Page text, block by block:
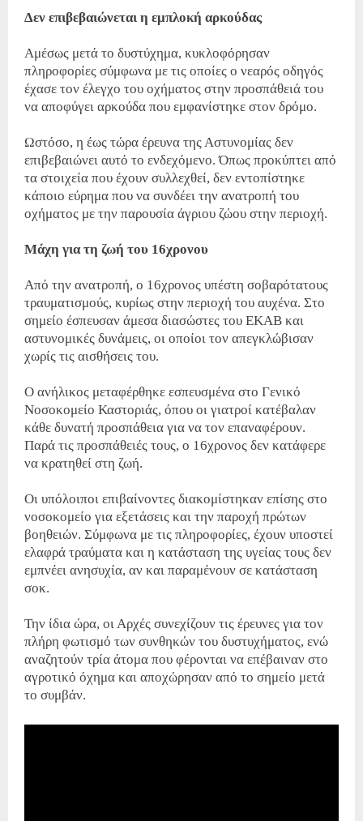
Δεν επιβεβαιώνεται η εμπλοκή αρκούδας
Αμέσως μετά το δυστύχημα, κυκλοφόρησαν
πληροφορίες σύμφωνα με τις οποίες ο νεαρός οδηγός
έχασε τον έλεγχο του οχήματος στην προσπάθειά του
να αποφύγει αρκούδα που εμφανίστηκε στον δρόμο.
Ωστόσο, η έως τώρα έρευνα της Αστυνομίας δεν
επιβεβαιώνει αυτό το ενδεχόμενο. Όπως προκύπτει από
τα στοιχεία που έχουν συλλεχθεί, δεν εντοπίστηκε
κάποιο εύρημα που να συνδέει την ανατροπή του
οχήματος με την παρουσία άγριου ζώου στην περιοχή.
Μάχη για τη ζωή του 16χρονου
Από την ανατροπή, ο 16χρονος υπέστη σοβαρότατους
τραυματισμούς, κυρίως στην περιοχή του αυχένα. Στο
σημείο έσπευσαν άμεσα διασώστες του ΕΚΑΒ και
αστυνομικές δυνάμεις, οι οποίοι τον απεγκλώβισαν
χωρίς τις αισθήσεις του.
Ο ανήλικος μεταφέρθηκε εσπευσμένα στο Γενικό
Νοσοκομείο Καστοριάς, όπου οι γιατροί κατέβαλαν
κάθε δυνατή προσπάθεια για να τον επαναφέρουν.
Παρά τις προσπάθειές τους, ο 16χρονος δεν κατάφερε
να κρατηθεί στη ζωή.
Οι υπόλοιποι επιβαίνοντες διακομίστηκαν επίσης στο
νοσοκομείο για εξετάσεις και την παροχή πρώτων
βοηθειών. Σύμφωνα με τις πληροφορίες, έχουν υποστεί
ελαφρά τραύματα και η κατάσταση της υγείας τους δεν
εμπνέει ανησυχία, αν και παραμένουν σε κατάσταση
σοκ.
Την ίδια ώρα, οι Αρχές συνεχίζουν τις έρευνες για τον
πλήρη φωτισμό των συνθηκών του δυστυχήματος, ενώ
αναζητούν τρία άτομα που φέρονται να επέβαιναν στο
αγροτικό όχημα και αποχώρησαν από το σημείο μετά
το συμβάν.